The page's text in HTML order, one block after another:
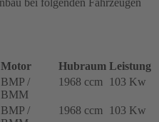
bei folgenden Fahrzeugen
Motor Hubraum Leistung
BMP /
BMM
1968 ccm 103 Kw
BMP /
1968 ccm 103 Kw